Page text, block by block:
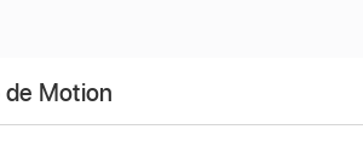
de Motion